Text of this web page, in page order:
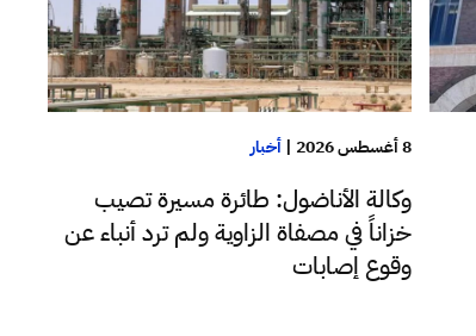
8 أغسطس 2026 |أخبار
وكالة الأناضول: طائرة مسيرة تصيب
خزاناً في مصفاة الزاوية ولم ترد أنباء عن
وقوع إصابات